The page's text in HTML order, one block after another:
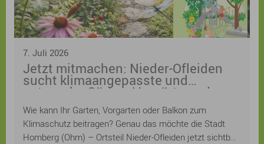
7. Juli 2026
Jetzt mitmachen: Nieder-Ofleiden
sucht klimaangepasste und
naturnahe Gärten, Vorgärten oder
Balkone! Anmeldung ist weiterhin
möglich
Wie kann Ihr Garten, Vorgarten oder Balkon zum
Klimaschutz beitragen? Genau das möchte die Stadt
Homberg (Ohm) – Ortsteil Nieder-Ofleiden jetzt sichtbar